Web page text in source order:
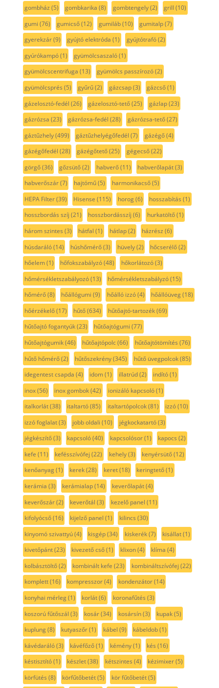
gombház (5) gombkarika (8) gombtengely(2) grill (10)
gumi (76) gumicső(12) gumiláb(10) gumitalp(7)
gyerekzár(9) gyújtó elektróda (1) gyújtótrafó(2)
gyúrókampó(1) gyümölcsaszaló(1)
gyümölcscentrifuga (13) gyümölcs passzírozó(2)
gyümölcsprés (5) gyűrű(2) gázcsap(3) gázcső(1)
gázelosztó-fedél (26) gázelosztó-tető(25) gázlap(23)
gázrózsa (23) gázrózsa-fedél (28) gázrózsa-tető(27)
gáztűzhely(499) gáztűzhelyégőfedél (7) gázégő(4)
gázégőfedél (28) gázégőtető(25) gégecső(22)
görgő(36) gőzsütő(2) habverő(11) habverőlapát(3)
habverőszár(7) hajtómű(5) harmonikacső(5)
HEPA Filter(39) Hisense (115) horog(6) hosszabítás (1)
hosszbordás szíj (21) hosszbordásszíj (6) hurkatöltő(1)
három szintes (3) hátfal (1) hátlap(2) házrész (6)
húsdaráló(14) húshőmérő(3) hüvely(2) hőcserélő(2)
hőelem(1) hőfokszabályzó(48) hőkorlátozó(3)
hőmérsékletszabályozó(13) hőmérsékletszabályzó(15)
hőmérő(8) hőállógumi (9) hőálló izzó(4) hőállóüveg(18)
hőérzékelő(17) hűtő(634) hűtőajtó-tartozék(69)
hűtőajtó fogantyúk(23) hűtőajtógumi (77)
hűtőajtógumik(46) hűtőajtópolc(66) hűtőajtótömítés (76)
hűtő hőmérő(2) hűtőszekrény(345) hűtő üvegpolcok(85)
idegentest csapda (4) idom(1) illatrúd(2) indító(1)
inox(56) inox gombok(42) ionizáló kapcsoló(1)
italkorlát(38) italtartó(85) italtartópolcok(81) izzó(10)
izzó foglalat(3) jobb oldali (10) jégkockatartó(3)
jégkészítő(3) kapcsoló(40) kapcsolósor(1) kapocs (2)
kefe (11) kefésszívófej (22) kehely(3) kenyérsütő(12)
kenőanyag(1) kerek(28) keret(18) keringtető(1)
kerámia (3) kerámialap(14) keverőlapát(4)
keverőszár(2) keverőtál (3) kezelő panel (11)
kifolyócső(16) kijelző panel (1) kilincs (30)
kinyomó szivattyú(4) kisgép(34) kiskerék(7) kisállat(1)
kivetőpánt(23) kivezető cső(1) klixon(4) klíma (4)
kolbásztöltő(2) kombinált kefe (23) kombináltszívófej (22)
komplett(16) kompresszor(4) kondenzátor(14)
konyhai mérleg(1) korlát(6) koronafűtés (3)
koszorú fűtőszál (3) kosár(34) kosársín(3) kupak(5)
kuplung(8) kutyaszőr(1) kábel (9) kábeldob(1)
kávédaráló(3) kávéfőző(1) kémény(1) kés (16)
késtisztító(1) készlet(38) kétszintes (4) kézimixer(5)
körfütés (8) körfűtőbetét(5) kör fűtőbetét(5)